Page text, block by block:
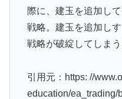
際に、建玉を追加し
戦略。建玉を追加し
戦略が破綻してしま
引用元：https: //
education/ea_trading/